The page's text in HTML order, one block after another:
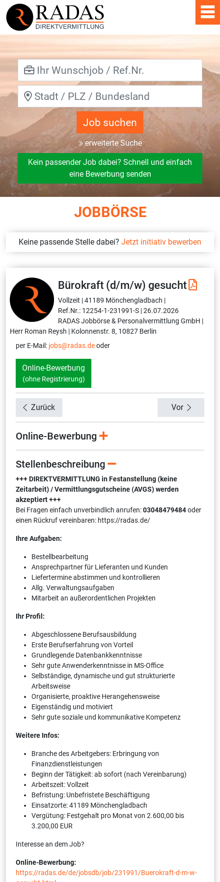
Job suchen
erweiterte Suche
Kein passender Job dabei? Schnell und einfach
eine Bewerbung senden
JOBBÖRSE
Keine passende Stelle dabei? Jetzt initiativ bewerben
Bürokraft (d/m/w) gesucht
Vollzeit |41189 Mönchengladbach |
Ref.Nr.: 12254-1-231991-S |26.07.2026
RADAS Jobbörse & Personalvermittlung GmbH |
Herr Roman Reysh | Kolonnenstr. 8, 10827 Berlin
per E-Mail: jobs@radas.deoder
Online-Bewerbung
(ohne Registrierung)
Zurück Vor
Online-Bewerbung
Stellenbeschreibung
+++ DIREKTVERMITTLUNG in Festanstellung (keine
Zeitarbeit) / Vermittlungsgutscheine (AVGS) werden
akzeptiert +++
Bei Fragen einfach unverbindlich anrufen:03048479484oder
einen Rückruf vereinbaren: https://radas.de/
Ihre Aufgaben:
Bestellbearbeitung
Ansprechpartner für Lieferanten und Kunden
Liefertermine abstimmen und kontrollieren
Allg. Verwaltungsaufgaben
Mitarbeit an außerordentlichen Projekten
Ihr Profil:
Abgeschlossene Berufsausbildung
Erste Berufserfahrung von Vorteil
Grundlegende Datenbankkenntnisse
Sehr gute Anwenderkenntnisse in MS-Office
Selbständige, dynamische und gut strukturierte
Arbeitsweise
Organisierte, proaktive Herangehensweise
Eigenständig und motiviert
Sehr gute soziale und kommunikative Kompetenz
Weitere Infos:
Branche des Arbeitgebers: Erbringung von
Finanzdienstleistungen
Beginn der Tätigkeit: ab sofort (nach Vereinbarung)
Arbeitszeit: Vollzeit
Befristung: Unbefristete Beschäftigung
Einsatzorte: 41189 Mönchengladbach
Vergütung: Festgehalt pro Monat von 2.600,00 bis
3.200,00 EUR
Interesse an dem Job?
Online-Bewerbung:
https://radas.de/de/jobsdb/job/231991/Buerokraft-d-m-w-